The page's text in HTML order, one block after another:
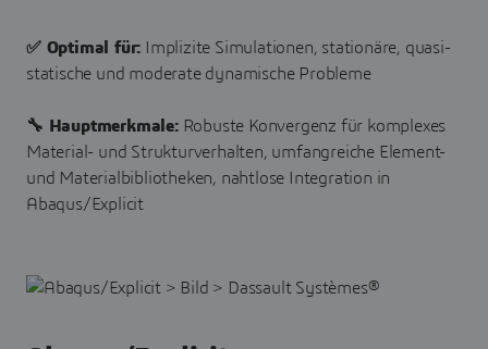
✅ Optimal für: Implizite Simulationen, stationäre, quasi-
statische und moderate dynamische Probleme
🔧 Hauptmerkmale:Robuste Konvergenz für komplexes
Material- und Strukturverhalten, umfangreiche Element-
und Materialbibliotheken, nahtlose Integration in
Abaqus/Explicit